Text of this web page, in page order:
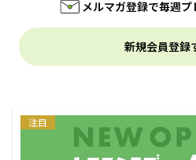
メルマガ登録で毎週
新規会員登録
注目